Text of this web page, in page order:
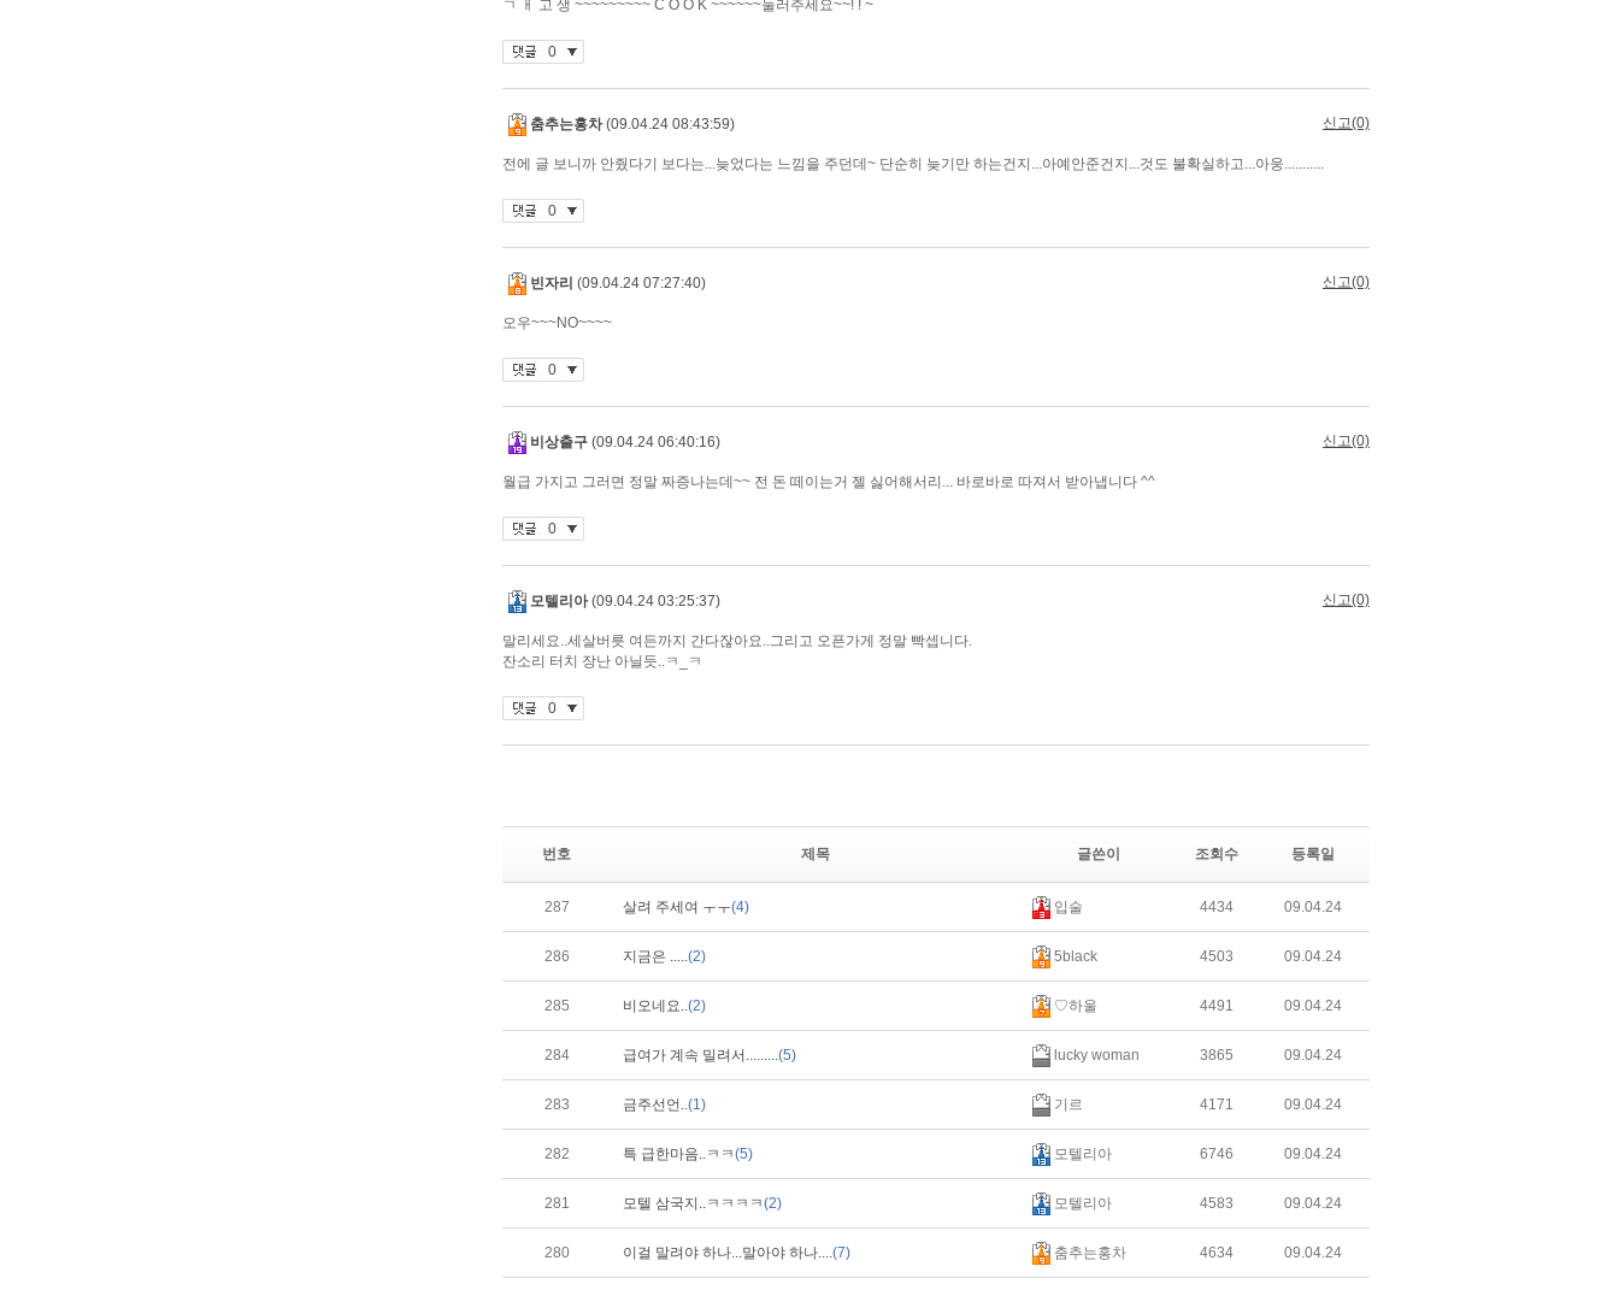
번호 제목 글쓴이 조회수 등록일
287 살려 주세여 ㅜㅜ(4) 입술 4434 09.04.24
286 지금은 .....(2) 5black 4503 09.04.24
285 비오네요..(2) ♡하울 4491 09.04.24
284 급여가 계속 밀려서.........(5) lucky woman 3865 09.04.24
283 금주선언..(1) 기르 4171 09.04.24
282 특 급한마음..ㅋㅋ(5) 모텔리아 6746 09.04.24
281 모텔 삼국지..ㅋㅋㅋㅋ(2) 모텔리아 4583 09.04.24
280 이걸 말려야 하나...말아야 하나....(7) 춤추는홍차 4634 09.04.24